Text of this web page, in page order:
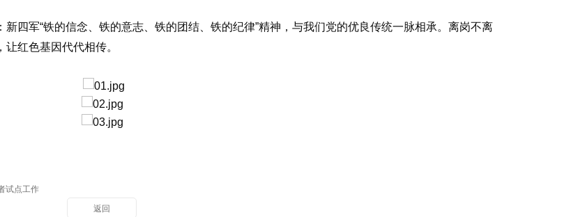
四军“铁的信念、铁的意志、铁的团结、铁的纪律”精神，与我们党的优良传统一脉相承。离岗不离
红色基因代代相传。
试点工作
返回